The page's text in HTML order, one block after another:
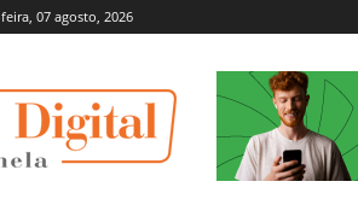
07 agosto, 2026